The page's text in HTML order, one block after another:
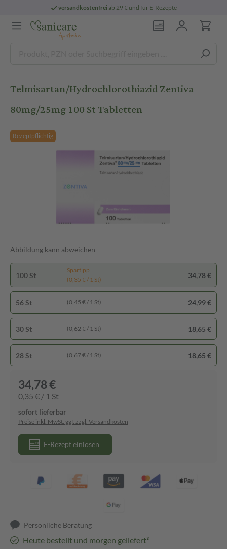
versandkostenfreiab 29 € und für E-Rezepte
Telmisartan/Hydrochlorothiazid Zentiva
80mg/25mg 100 St Tabletten
Rezeptpflichtig
Abbildung kann abweichen
100 St
Spartipp
(0,35 € / 1 St)
34,78 €
56 St (0,45 € / 1 St) 24,99 €
30 St (0,62 € / 1 St) 18,65 €
28 St (0,67 € / 1 St) 18,65 €
34,78 €
0,35 € / 1 St
sofort lieferbar
Preise inkl. MwSt. ggf. zzgl. Versandkosten
E-Rezept einlösen
Persönliche Beratung
Heute bestellt und morgen geliefert³